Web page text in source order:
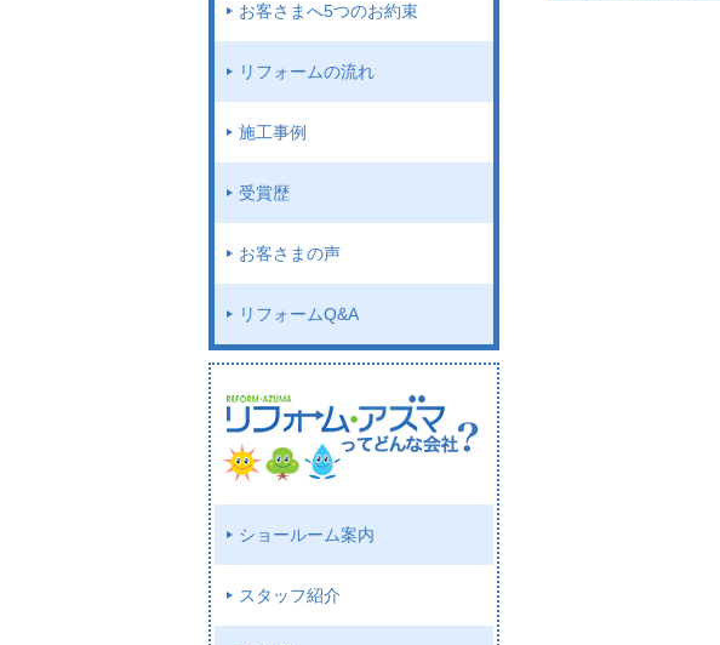
お客さまへ5つのお約束
リフォームの流れ
施工事例
受賞歴
お客さまの声
リフォームQ&A
ショールーム案内
スタッフ紹介